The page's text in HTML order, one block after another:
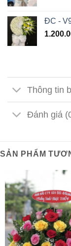
ĐC -
Thông tin
Đánh giá
SẢN PHẨM